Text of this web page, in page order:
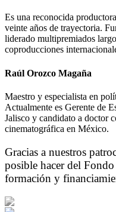
Es una reconocida
veinte años de trayectoria.
liderado multipremiados
coproducciones
Raúl Orozco Magaña
Maestro y especialista en
Actualmente es Gerente de
Jalisco y candidato a doctor
cinematográfica en México.
Gracias a nuestros
posible hacer del
formación y